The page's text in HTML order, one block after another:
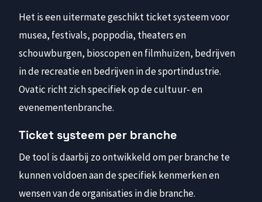
Het is een uitermate geschikt ticket systeem voor
musea, festivals, poppodia, theaters en
schouwburgen, bioscopen en filmhuizen, bedrijven
in de recreatie en bedrijven in de sportindustrie.
Ovatic richt zich specifiek op de cultuur- en
evenementenbranche.
Ticket systeem per branche
De tool is daarbij zo ontwikkeld om per branche te
kunnen voldoen aan de specifiek kenmerken en
wensen van de organisaties in die branche.